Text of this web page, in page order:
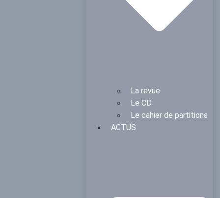
La revue
Le CD
Le cahier de partitions
ACTUS